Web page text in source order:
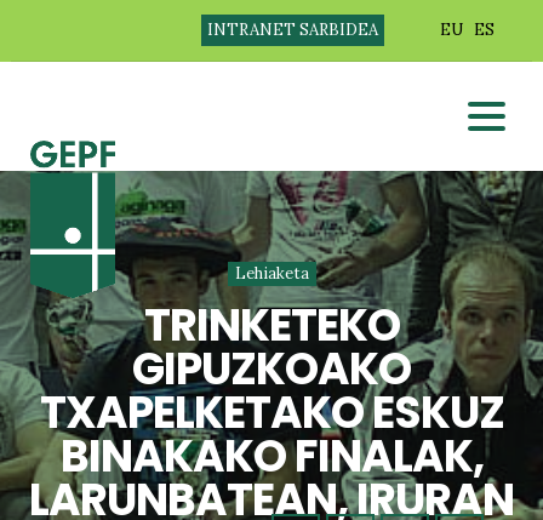
INTRANET SARBIDEA EU ES
Lehiaketa
TRINKETEKO
GIPUZKOAKO
TXAPELKETAKO ESKUZ
BINAKAKO FINALAK,
LARUNBATEAN, IRURAN